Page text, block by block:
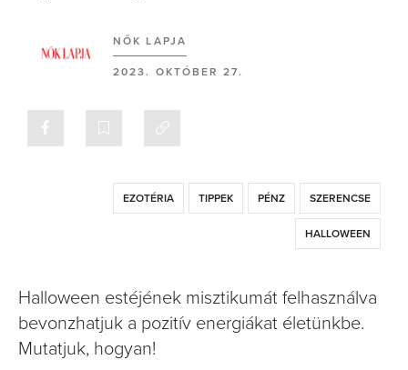
NŐK LAPJA
2023. OKTÓBER 27.
EZOTÉRIA TIPPEK PÉNZ SZERENCSE
HALLOWEEN
Halloween estéjének misztikumát felhasználva
bevonzhatjuk a pozitív energiákat életünkbe.
Mutatjuk, hogyan!